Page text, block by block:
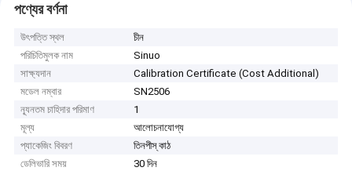
পণ্যের বর্ণনা
উৎপত্তি স্থল
চীন
পরিচিতিমুলক নাম
Sinuo
সাক্ষ্যদান
Calibration Certificate (Cost Additional)
মডেল নম্বার
SN2506
ন্যূনতম চাহিদার পরিমাণ
1
মূল্য
আলোচনাযোগ্য
প্যাকেজিং বিবরণ
তিনপীস্ কাঠ
ডেলিভারি সময়
30 দিন